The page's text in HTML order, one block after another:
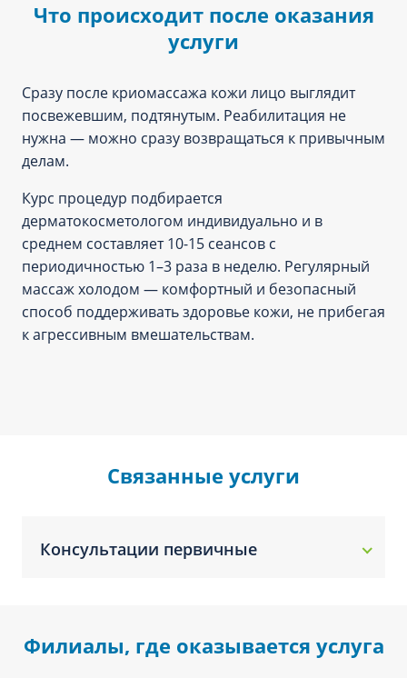
Что происходит после оказания
услуги
Сразу после криомассажа кожи лицо выглядит
посвежевшим, подтянутым. Реабилитация не
нужна — можно сразу возвращаться к привычным
делам.
Курс процедур подбирается
дерматокосметологом индивидуально и в
среднем составляет 10-15 сеансов с
периодичностью 1–3 раза в неделю. Регулярный
массаж холодом — комфортный и безопасный
способ поддерживать здоровье кожи, не прибегая
к агрессивным вмешательствам.
Связанные услуги
Консультации первичные
Филиалы, где оказывается услуга